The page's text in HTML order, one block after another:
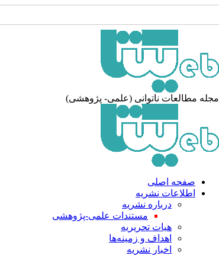
مجله مطالعات ناتوانی (علمی- پژوهشی)
صفحه اصلی
اطلاعات نشریه
درباره نشریه
مستندات علمی-پژوهشی
هیات تحریریه
اهداف و زمینه‌ها
اخبار نشریه